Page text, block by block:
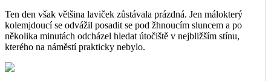
Ten den však většina laviček zůstávala prázdná. Jen málokterý
kolemjdoucí se odvážil posadit se pod žhnoucím sluncem a po
několika minutách odcházel hledat útočiště v nejbližším stínu,
kterého na náměstí prakticky nebylo.